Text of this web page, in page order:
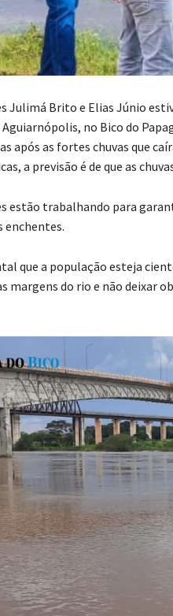
Julimá Brito e Elias Júnio
no Bico do
após as fortes chuvas que
a previsão é de que as
estão trabalhando para
enchentes.
que a população esteja
margens do rio e não deixar